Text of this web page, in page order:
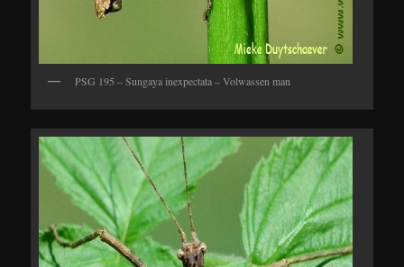
PSG 195 – Sungaya inexpectata – Volwassen man